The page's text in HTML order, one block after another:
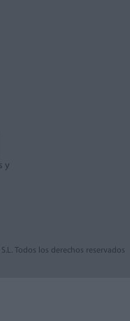
y
Todos los derechos reservados